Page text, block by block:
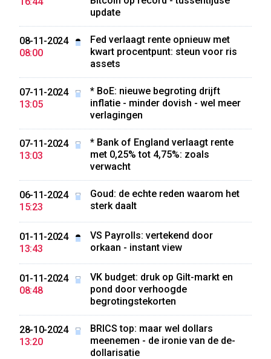
update
08-11-2024
08:00
Fed verlaagt rente opnieuw met
kwart procentpunt: steun voor ris
assets
07-11-2024
13:05
* BoE: nieuwe begroting drijft
inflatie - minder dovish - wel meer
verlagingen
07-11-2024
13:03
* Bank of England verlaagt rente
met 0,25% tot 4,75%: zoals
verwacht
06-11-2024
15:23
Goud: de echte reden waarom het
sterk daalt
01-11-2024
13:43
VS Payrolls: vertekend door
orkaan - instant view
01-11-2024
08:48
VK budget: druk op Gilt-markt en
pond door verhoogde
begrotingstekorten
28-10-2024
13:20
BRICS top: maar wel dollars
meenemen - de ironie van de de-
dollarisatie